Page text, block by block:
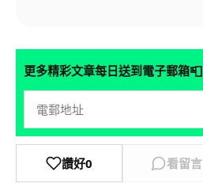
更多精彩文章每日送到電子郵箱📮
讚好0 看留言